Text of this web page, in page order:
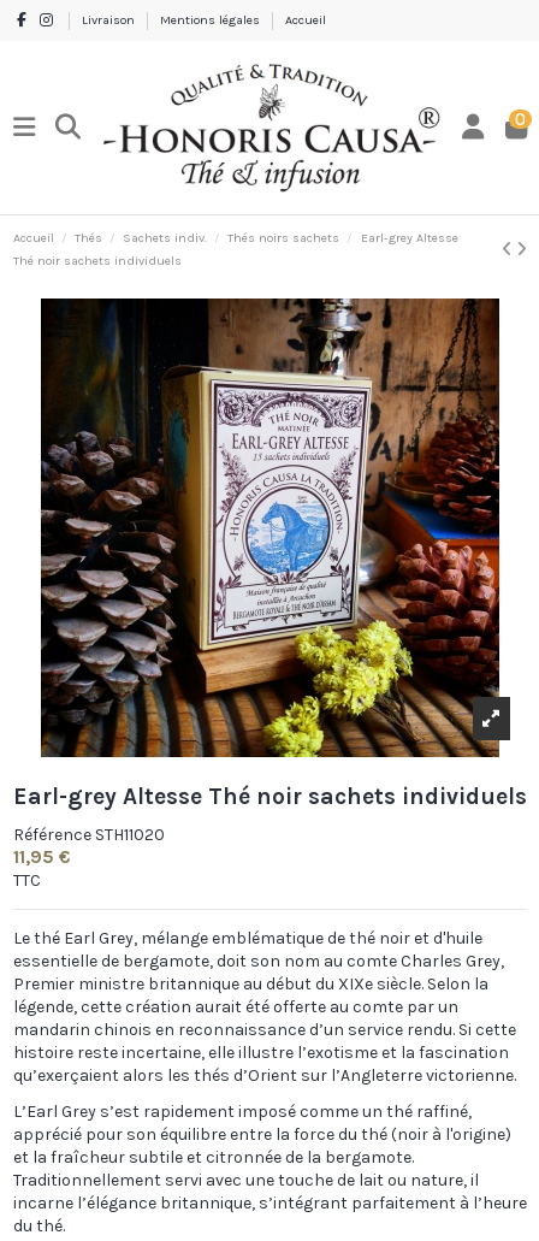
Livraison Mentions légales Accueil
0
Accueil Thés Sachets indiv. Thés noirs sachets
Earl-grey Altesse
Thé noir sachets individuels
Earl-grey Altesse Thé noir sachets individuels
Référence STH11020
11,95 €
TTC
Le thé Earl Grey, mélange emblématique de thé noir et d'huile
essentielle de bergamote, doit son nom au comte Charles Grey,
Premier ministre britannique au début du XIXe siècle. Selon la
légende, cette création aurait été offerte au comte par un
mandarin chinois en reconnaissance d’un service rendu. Si cette
histoire reste incertaine, elle illustre l’exotisme et la fascination
qu’exerçaient alors les thés d’Orient sur l’Angleterre victorienne.
L’Earl Grey s’est rapidement imposé comme un thé raffiné,
apprécié pour son équilibre entre la force du thé (noir à l'origine)
et la fraîcheur subtile et citronnée de la bergamote.
Traditionnellement servi avec une touche de lait ou nature, il
incarne l’élégance britannique, s’intégrant parfaitement à l’heure
du thé.